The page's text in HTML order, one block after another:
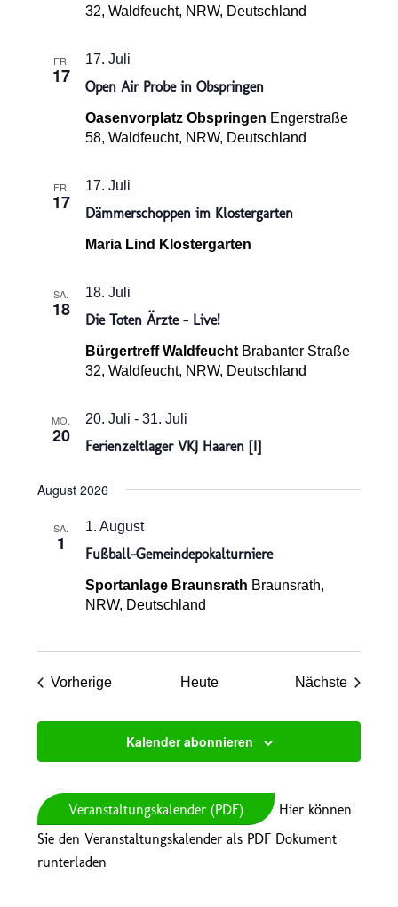
32, Waldfeucht, NRW, Deutschland
FR.
17 Open Air Probe in Obspringen
17. Juli
Oasenvorplatz Obspringen Engerstraße
58, Waldfeucht, NRW, Deutschland
FR.
17 Dämmerschoppen im Klostergarten
17. Juli
Maria Lind Klostergarten
SA.
18 Die Toten Ärzte – Live!
18. Juli
Bürgertreff Waldfeucht Brabanter Straße
32, Waldfeucht, NRW, Deutschland
MO.
20 Ferienzeltlager VKJ Haaren [I]
20. Juli - 31. Juli
August 2026
SA.
1 Fußball-Gemeindepokalturniere
1. August
Sportanlage Braunsrath Braunsrath,
NRW, Deutschland
VorherigeVeranstaltungen
Heute Nächste
Kalender abonnieren
Veranstaltungskalender (PDF)
Hier können
Sie den Veranstaltungskalender als PDF Dokument
runterladen